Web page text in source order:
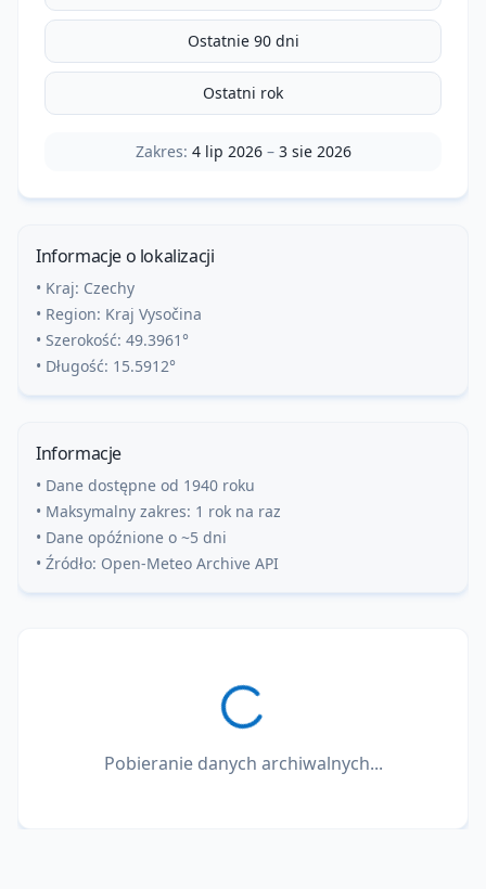
Ostatnie 90 dni
Ostatni rok
Zakres: 4 lip 2026– 3 sie 2026
Informacje o lokalizacji
• Kraj: Czechy
• Region: Kraj Vysočina
• Szerokość: 49.3961°
• Długość: 15.5912°
Informacje
• Dane dostępne od 1940 roku
• Maksymalny zakres: 1 rok na raz
• Dane opóźnione o ~5 dni
• Źródło: Open-Meteo Archive API
Pobieranie danych archiwalnych...